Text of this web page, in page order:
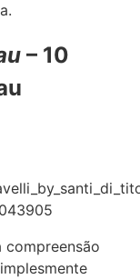
– 10
compreensão